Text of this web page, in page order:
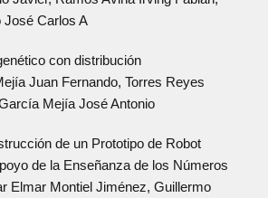
José Carlos A
con distribución
Juan Fernando, Torres Reyes
Mejía José Antonio
de un Prototipo de Robot
de la Enseñanza de los Números
Elmar Montiel Jiménez, Guillermo